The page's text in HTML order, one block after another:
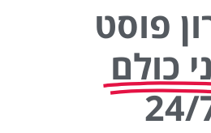
פוסט
כולם
24/